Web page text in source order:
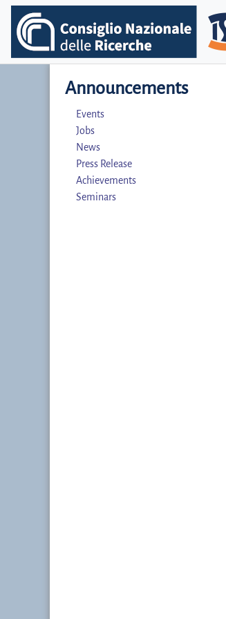
Announcements
Events
Jobs
News
Press Release
Achievements
Seminars